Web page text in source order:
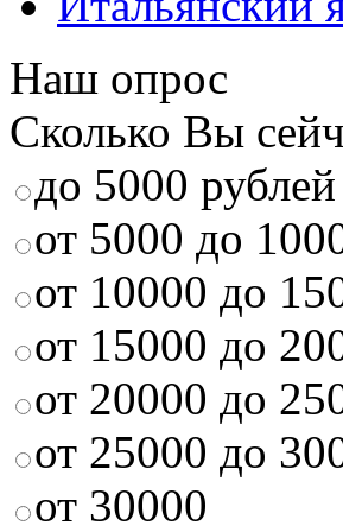
Наш опрос
Сколько Вы
до 5000 рублей
от 5000 до
от 10000 до
от 15000 до
от 20000 до
от 25000 до
от 30000